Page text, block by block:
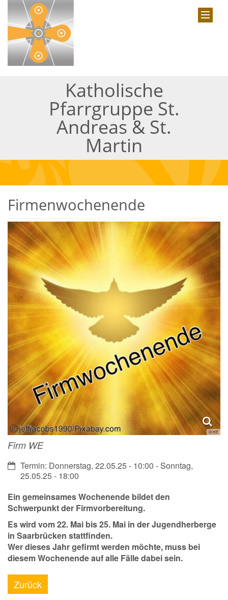
Katholische
Pfarrgruppe St.
Andreas & St.
Martin
Firmenwochenende
© HE
Firm WE
Datum:Termin: Donnerstag, 22.05.25 - 10:00 - Sonntag,
25.05.25 - 18:00
Ein gemeinsames Wochenende bildet den
Schwerpunkt der Firmvorbereitung.
Es wird vom 22. Mai bis 25. Mai in der Jugendherberge
in Saarbrücken stattfinden.
Wer dieses Jahr gefirmt werden möchte, muss bei
diesem Wochenende auf alle Fälle dabei sein.
Zurück